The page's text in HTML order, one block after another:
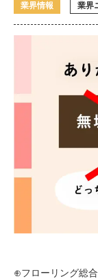
業界情報 業界
⊕フローリング総